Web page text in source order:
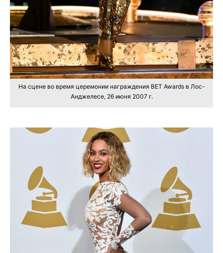
На сцене во время церемонии награждения BET Awards в Лос-
Анджелесе, 26 июня 2007 г.